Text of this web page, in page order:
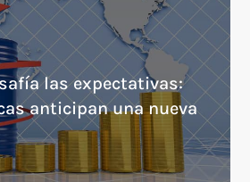
las expectativas:
anticipan una nueva